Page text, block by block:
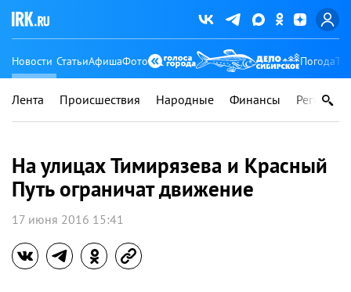
Новости СтатьиАфишаФото Погода
Лента Происшествия Народные Финансы Регионы
На улицах Тимирязева и Красный
Путь ограничат движение
17 июня 2016 15:41